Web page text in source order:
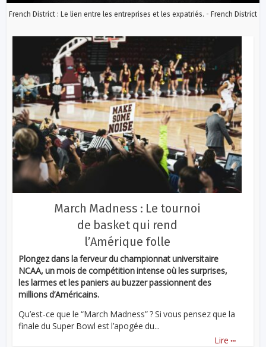
French District : Le lien entre les entreprises et les expatriés. - French District
March Madness : Le tournoi
de basket qui rend
l’Amérique folle
Plongez dans la ferveur du championnat universitaire
NCAA, un mois de compétition intense où les surprises,
les larmes et les paniers au buzzer passionnent des
millions d’Américains.
Qu’est-ce que le “March Madness” ? Si vous pensez que la
finale du Super Bowl est l’apogée du...
Lire ...